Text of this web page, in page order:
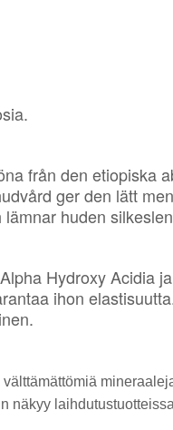
från den etiopiska
ger den lätt
huden
Hydroxy Acidia
ihon
näkyy